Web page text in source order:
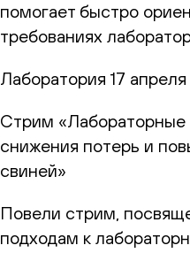
помогает быстро
требованиях
Лаборатория 17
Стрим «Лабораторные
снижения потерь и
свиней»
Повели стрим,
подходам к